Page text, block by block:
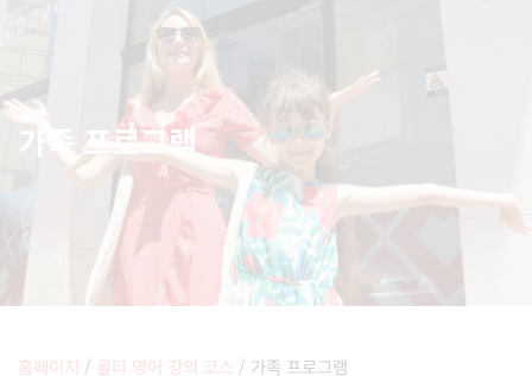
가족 프로그램
홈페이지 / 몰타 영어 강의 코스 / 가족 프로그램